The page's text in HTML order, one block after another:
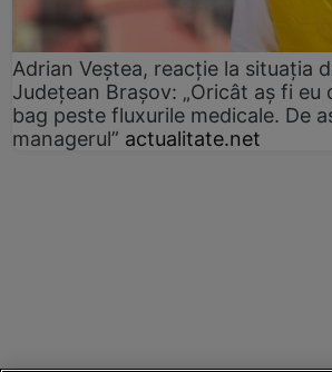
Adrian Veștea, reacție la situația
Județean Brașov: „Oricât aș fi eu
bag peste fluxurile medicale. De
managerul” actualitate.net